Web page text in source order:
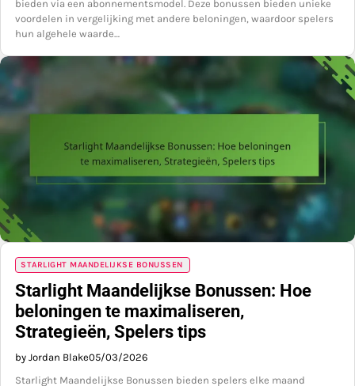
bieden via een abonnementsmodel. Deze bonussen bieden unieke
voordelen in vergelijking met andere beloningen, waardoor spelers
hun algehele waarde…
STARLIGHT MAANDELIJKSE BONUSSEN
Starlight Maandelijkse Bonussen: Hoe
beloningen te maximaliseren,
Strategieën, Spelers tips
by Jordan Blake05/03/2026
Starlight Maandelijkse Bonussen bieden spelers elke maand